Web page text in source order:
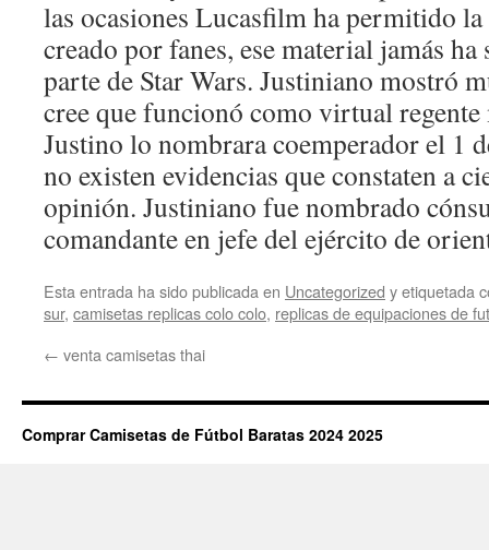
las ocasiones Lucasfilm ha permitido
creado por fanes, ese material jamás
parte de Star Wars. Justiniano mostró
cree que funcionó como virtual regente
Justino lo nombrara coemperador el 1
no existen evidencias que constaten a
opinión. Justiniano fue nombrado
comandante en jefe del ejército de
Esta entrada ha sido publicada en Uncategorized y etiquetada
sur, camisetas replicas colo colo, replicas de equipaciones de
← venta camisetas thai
Comprar Camisetas de Fútbol Baratas 2024 2025